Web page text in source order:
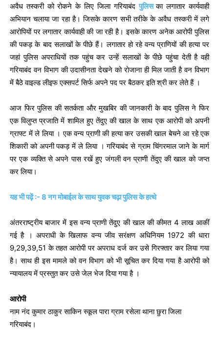
अवैध तस्करी को रोकने के लिए जिला गरियाबंदपुलिसका लगातार कार्यवाही
अभियान चलाया जा रहा है। जिसके कारण सभी तरीके के अवैध तस्करी में लगे
आरोपियों पर लगातार कार्यवाही की जा रही है। इसके कारण अनेक आरोपी पुलिस
की पकड़ के बाद सलाखों के पीछे हैं। लगातार हो रहे वन्य प्राणियों की हत्या पर
जहां पुलिस अपराधियों तक पहुंच कर उन्हें सलाखों के पीछे पहुंचा देती है वही
गरियाबंद वन विभाग की उदासीनता देखने को रोजाना ही मिल जाती है वन विभाग
में बैठे वाइल्ड लीइफ एक्सपर्ट सिर्फ अपने पद पर बैठकर इति श्री कर लेते हैं ।
आज फिर पुलिस की सतर्कता और मुखबिर की जानकारी के बाद पुलिस ने फिर
एक विलुप्त प्रजाति में शामिल हुए तेंदुए की खाल के साथ एक आरोपी को अपनी
ग्राफ्ट में ले लिया । एक वन्य प्राणी की हत्या कर उसकी खाल बेचने आ रहे एक
शिकारी को अपनी पकड़ में ले लिया । गरियाबंद से ग्राम चिंगरमाल जाने के मार्ग
पर एक व्यक्ति से अपने पास रखें हुए जंगली वन प्राणी तेंदुए की खाल को जप्त
कर लिया।
यह भी पढ़ें :- 8 नग मोबाईल के साथ युवक चढ़ा पुलिस के हत्थे
अंतरराष्ट्रीय बाजार में इस वन्य प्राणी तेंदुए की खाल की कीमत 4 लाख आकीं
गई है । अपराधी के खिलाफ वन्य जीव सरंक्षण अधिनियम 1972 की धारा
9,29,39,51 के तहत आरोपी पर अपराध दर्ज कर उसे गिरफ्तार कर लिया गया
है। साथ ही इस मामले को वन विभाग को भी सूचित कर दिया गया है आरोपी को
न्यायालय में प्रस्तुत कर उसे जेल भेज दिया गया है ।
आरोपी
नाम नंद कुमार ठाकुर साकिन स्कूल पारा ग्राम रसेला थाना छुरा जिला
गरियाबंद।